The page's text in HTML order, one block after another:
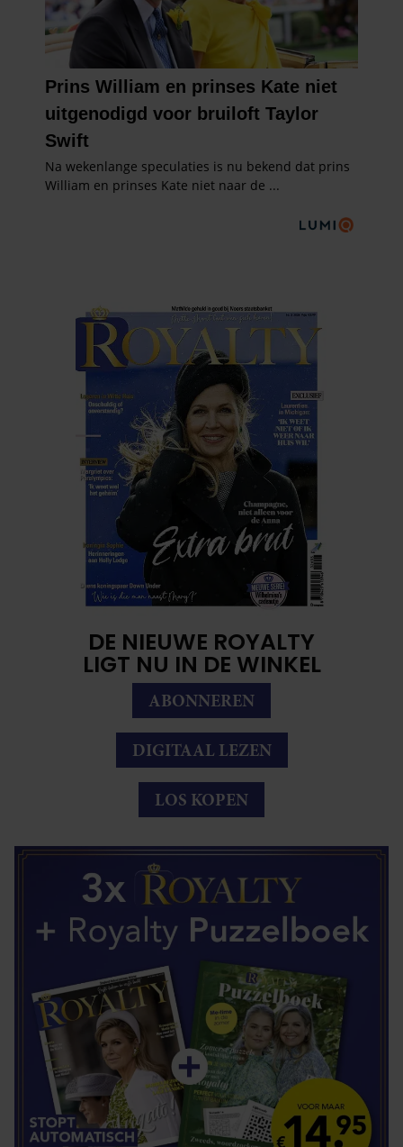
DE NIEUWE ROYALTY
LIGT NU IN DE WINKEL
ABONNEREN
DIGITAAL LEZEN
LOS KOPEN